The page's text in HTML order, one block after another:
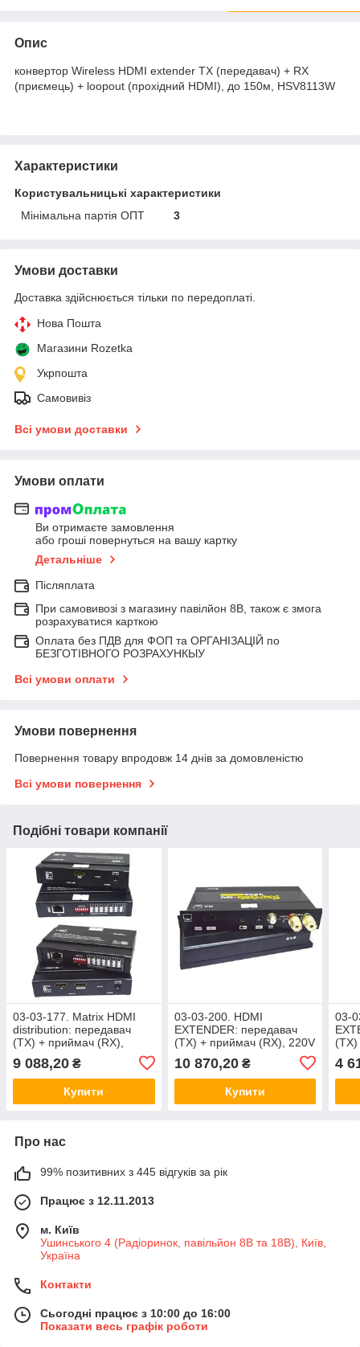
Опис
конвертор Wireless HDMI extender TX (передавач) + RX
(приємець) + loopout (прохідний HDMI), до 150м, HSV8113W
Характеристики
Користувальницькі характеристики
Мінімальна партія ОПТ
3
Умови доставки
Доставка здійснюється тільки по передоплаті.
Нова Пошта
Магазини Rozetka
Укрпошта
Самовивіз
Всі умови доставки
Умови оплати
Ви отримаєте замовлення
або гроші повернуться на вашу картку
Детальніше
Післяплата
При самовивозі з магазину павілйон 8В, також є змога
розрахуватися карткою
Оплата без ПДВ для ФОП та ОРГАНІЗАЦІЙ по
БЕЗГОТІВНОГО РОЗРАХУНКЫУ
Всі умови оплати
Умови повернення
Повернення товару впродовж 14 днів за домовленістю
Всі умови повернення
Подібні товари компанії
03-03-177. Matrix HDMI
distribution: передавач
(TX) + приймач (RX),
100м, HSV701
9 088,20 ₴
Купити
03-03-200. HDMI
EXTENDER: передавач
(TX) + приймач (RX), 220V
1080р, HSV903
10 870,20₴
Купити
03-
IR
4
Про нас
99% позитивних з 445 відгуків за рік
Працює з 12.11.2013
м. Київ
Ушинського 4 (Радіоринок, павільйон 8В та 18В), Київ,
Україна
Контакти
Сьогодні працює з 10:00 до 16:00
Показати весь графік роботи